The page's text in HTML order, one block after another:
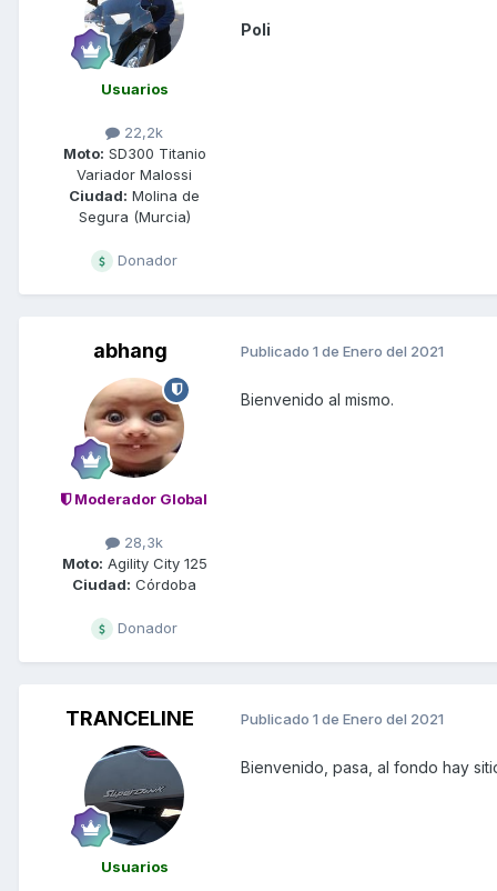
Usuarios
22,2k
Moto: SD300 Titanio
Variador Malossi
Ciudad: Molina de
Segura (Murcia)
Donador
Poli
abhang
Moderador Global
28,3k
Moto: Agility City 125
Ciudad: Córdoba
Donador
Publicado 1 de Enero del 2021
Bienvenido al mismo.
TRANCELINE
Usuarios
Publicado 1 de Enero del 2021
Bienvenido, pasa, al fondo hay